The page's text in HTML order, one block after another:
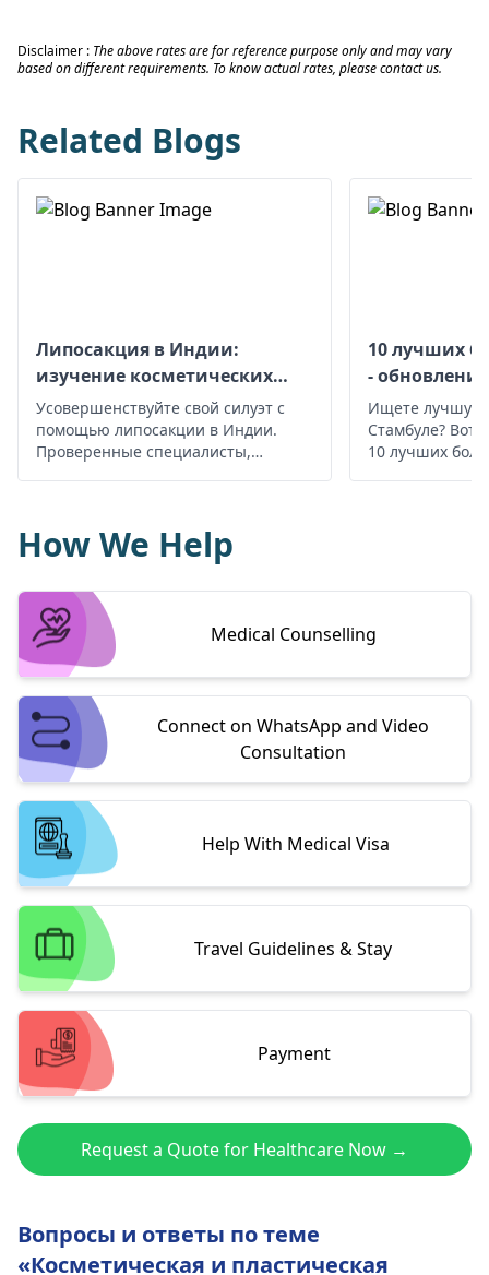
Disclaimer : The above rates are for reference purpose only and may vary
based on different requirements. To know actual rates, please contact us.
Related Blogs
Липосакция в Индии:
изучение косметических
решений
Усовершенствуйте свой силуэт с
помощью липосакции в Индии.
Проверенные специалисты,
10 лучших
- обновление
Ищете лучшую
Стамбуле? Вот
10 лучших
How We Help
Medical Counselling
Connect on WhatsApp and Video
Consultation
Help With Medical Visa
Travel Guidelines & Stay
Payment
Request a Quote for Healthcare Now →
Вопросы и ответы по теме
«Косметическая и пластическая